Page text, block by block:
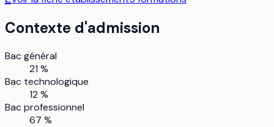
Contexte d'admission
Bac général
21 %
Bac technologique
12 %
Bac professionnel
67 %